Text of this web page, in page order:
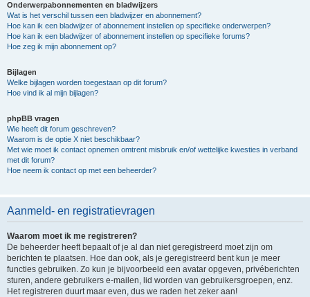
Onderwerpabonnementen en bladwijzers
Wat is het verschil tussen een bladwijzer en abonnement?
Hoe kan ik een bladwijzer of abonnement instellen op specifieke onderwerpen?
Hoe kan ik een bladwijzer of abonnement instellen op specifieke forums?
Hoe zeg ik mijn abonnement op?
Bijlagen
Welke bijlagen worden toegestaan op dit forum?
Hoe vind ik al mijn bijlagen?
phpBB vragen
Wie heeft dit forum geschreven?
Waarom is de optie X niet beschikbaar?
Met wie moet ik contact opnemen omtrent misbruik en/of wettelijke kwesties in verband
met dit forum?
Hoe neem ik contact op met een beheerder?
Aanmeld- en registratievragen
Waarom moet ik me registreren?
De beheerder heeft bepaalt of je al dan niet geregistreerd moet zijn om
berichten te plaatsen. Hoe dan ook, als je geregistreerd bent kun je meer
functies gebruiken. Zo kun je bijvoorbeeld een avatar opgeven, privéberichten
sturen, andere gebruikers e-mailen, lid worden van gebruikersgroepen, enz.
Het registreren duurt maar even, dus we raden het zeker aan!